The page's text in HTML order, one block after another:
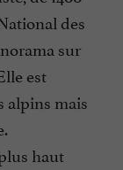
des
sur
est
alpins mais
haut